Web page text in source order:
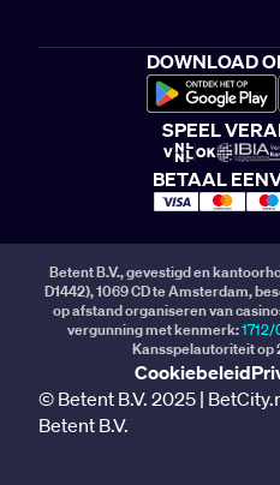
DOWNLOAD
SPEEL
BETAAL
Betent B.V., gevestigd en
D1442), 1069 CD te Amsterdam,
op afstand organiseren van
vergunning met kenmerk:1712/
Kansspelautoriteit op
Cookiebeleid
© Betent B.V. 2025 |
Betent B.V.